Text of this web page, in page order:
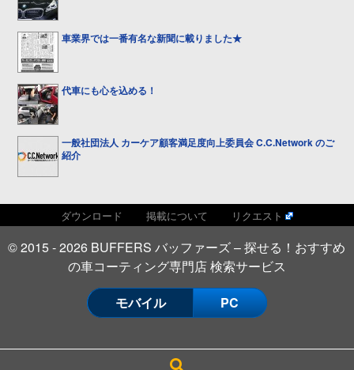
車業界では一番有名な新聞に載りました★
代車にも心を込める！
一般社団法人 カーケア顧客満足度向上委員会 C.C.Network のご
紹介
ダウンロード 掲載について リクエスト
© 2015 - 2026 BUFFERS バッファーズ – 探せる！おすすめ
の車コーティング専門店 検索サービス
モバイル PC